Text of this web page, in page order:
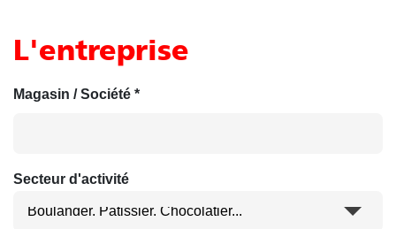
L'entreprise
Magasin / Société *
Secteur d'activité